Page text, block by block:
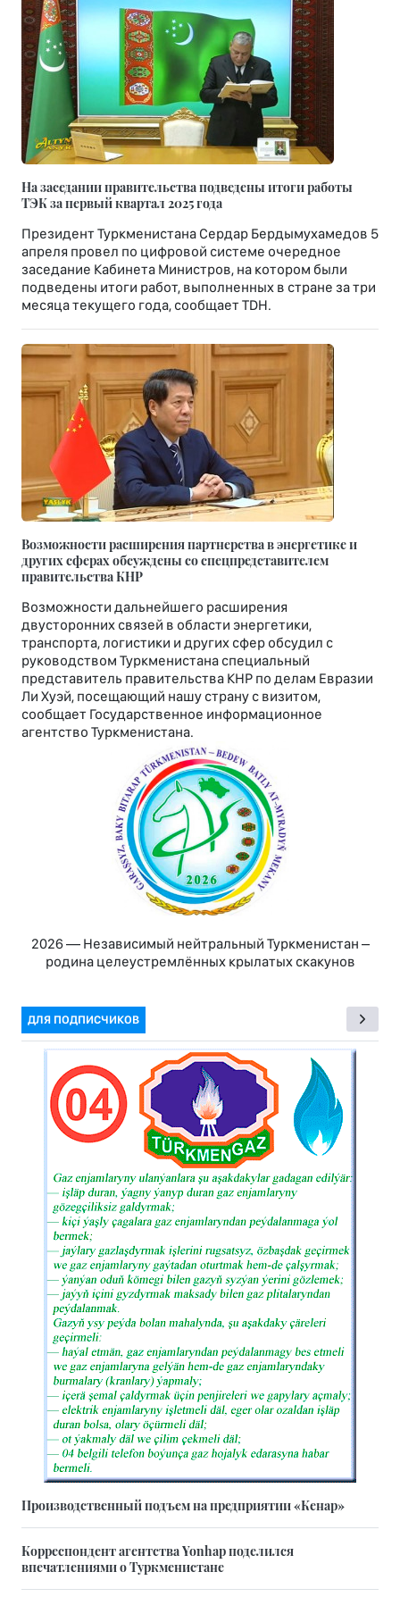
На заседании правительства подведены итоги работы
ТЭК за первый квартал 2025 года
Президент Туркменистана Сердар Бердымухамедов 5
апреля провел по цифровой системе очередное
заседание Кабинета Министров, на котором были
подведены итоги работ, выполненных в стране за три
месяца текущего года, сообщает TDH.
Возможности расширения партнерства в энергетике и
других сферах обсуждены со спецпредставителем
правительства КНР
Возможности дальнейшего расширения
двусторонних связей в области энергетики,
транспорта, логистики и других сфер обсудил с
руководством Туркменистана специальный
представитель правительства КНР по делам Евразии
Ли Хуэй, посещающий нашу страну с визитом,
сообщает Государственное информационное
агентство Туркменистана.
2026 — Независимый нейтральный Туркменистан –
родина целеустремлённых крылатых скакунов
ДЛЯ ПОДПИСЧИКОВ
Производственный подъем на предприятии «Кенар»
Корреспондент агентства Yonhap поделился
впечатлениями о Туркменистане